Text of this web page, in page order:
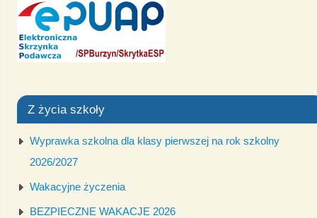
Z życia szkoły
Wyprawka szkolna dla klasy pierwszej na rok szkolny
2026/2027
Wakacyjne życzenia
BEZPIECZNE WAKACJE 2026